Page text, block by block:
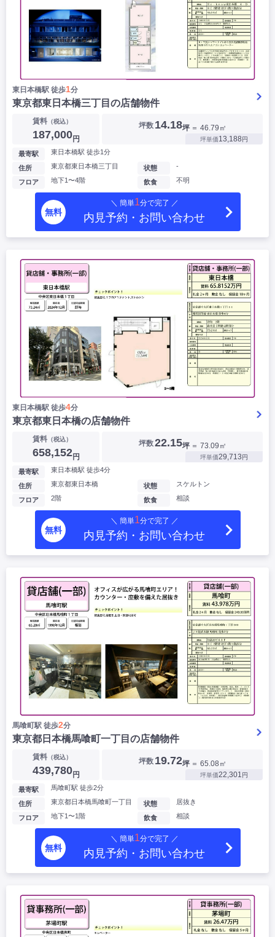
東日本橋駅 徒歩1分
東京都東日本橋三丁目の店舗物件
賃料（税込）
187,000円
坪数 14.18坪 ＝ 46.79㎡
坪単価13,188円
最寄駅 東日本橋駅 徒歩1分
住所 東京都東日本橋三丁目
フロア 地下1〜4階
状態 -
飲食 不明
無料
＼ 簡単1分で完了 ／
内見予約・お問い合わせ
東日本橋駅 徒歩4分
東京都東日本橋の店舗物件
賃料（税込）
658,152円
坪数22.15坪 ＝ 73.09㎡
坪単価29,713円
最寄駅 東日本橋駅 徒歩4分
住所 東京都東日本橋
フロア 2階
状態 スケルトン
飲食 相談
無料
＼ 簡単1分で完了 ／
内見予約・お問い合わせ
馬喰町駅 徒歩2分
東京都日本橋馬喰町一丁目の店舗物件
賃料（税込）
439,780円
坪数 19.72坪 ＝ 65.08㎡
坪単価22,301円
最寄駅 馬喰町駅 徒歩2分
住所 東京都日本橋馬喰町一丁目
フロア 地下1〜1階
状態 居抜き
飲食 相談
無料
＼ 簡単1分で完了 ／
内見予約・お問い合わせ